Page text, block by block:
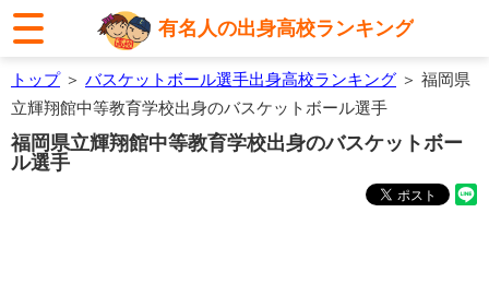
有名人の出身高校ランキング
トップ＞ バスケットボール選手出身高校ランキング ＞ 福岡県
立輝翔館中等教育学校出身のバスケットボール選手
福岡県立輝翔館中等教育学校出身のバスケットボー
ル選手